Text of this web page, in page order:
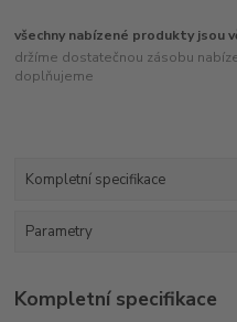
všechny nabízené produkty jsou
držíme dostatečnou zásobu
doplňujeme
Kompletní specifikace
Parametry
Kompletní specifikace